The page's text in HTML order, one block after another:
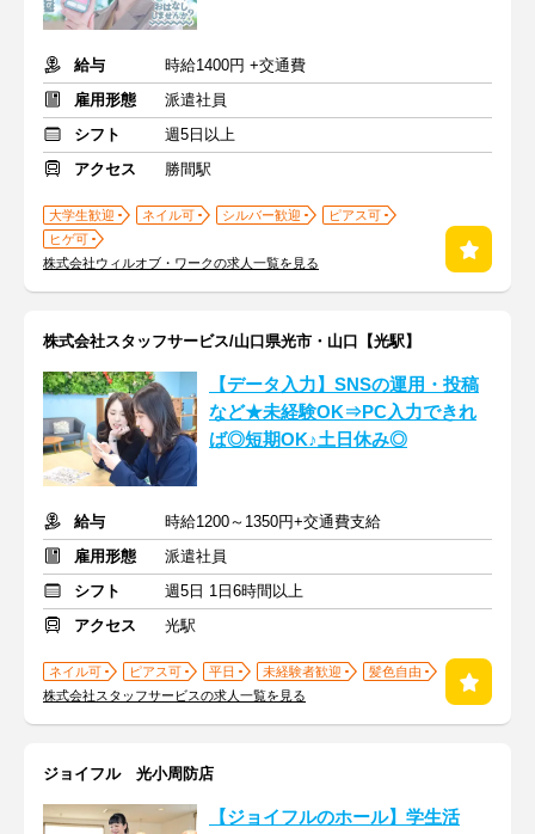
給与
時給1400円 +交通費
雇用形態
派遣社員
シフト
週5日以上
アクセス
勝間駅
大学生歓迎 ネイル可 シルバー歓迎
ピアス可
ヒゲ可
株式会社ウィルオブ・ワークの求人一覧を見る
株式会社スタッフサービス/山口県光市・山口【光駅】
【データ入力】SNSの運用・投稿
など★未経験OK⇒PC入力できれ
ば◎短期OK♪土日休み◎
給与
時給1200～1350円+交通費支給
雇用形態
派遣社員
シフト
週5日 1日6時間以上
アクセス
光駅
ネイル可 ピアス可 平日 未経験者歓迎
髪色自由
株式会社スタッフサービスの求人一覧を見る
ジョイフル 光小周防店
【ジョイフルのホール】学生活